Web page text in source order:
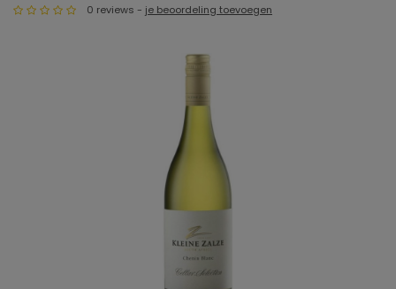
0 reviews - je beoordeling toevoegen